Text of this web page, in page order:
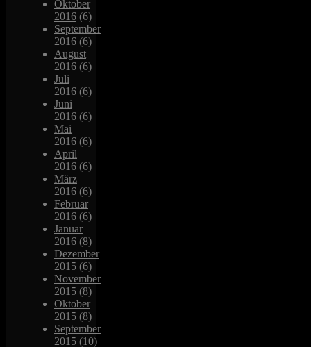
Oktober
2016 (6)
September
2016 (6)
August
2016 (6)
Juli
2016 (6)
Juni
2016 (6)
Mai
2016 (6)
April
2016 (6)
März
2016 (6)
Februar
2016 (6)
Januar
2016 (8)
Dezember
2015 (6)
November
2015 (8)
Oktober
2015 (8)
September
2015 (10)